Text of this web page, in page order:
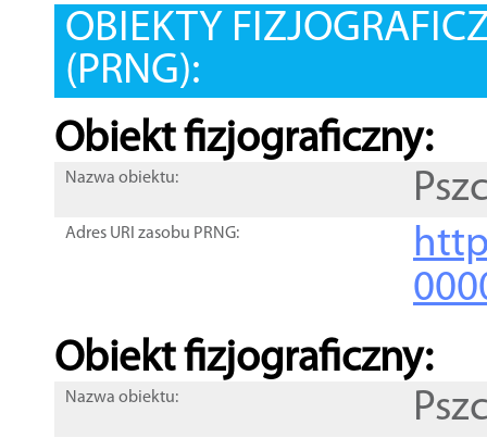
OBIEKTY
(PRNG):
Obiekt fizjograficzny:
Nazwa obiektu:
Adres URI zasobu PRNG:
Obiekt fizjograficzny:
Nazwa obiektu: